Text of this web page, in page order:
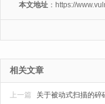
本文地址 ：https://
相关文章
上一篇 关于被动式扫描的碎